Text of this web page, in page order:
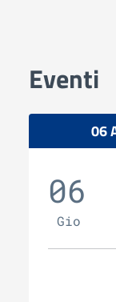
Eventi
06
06
Gio